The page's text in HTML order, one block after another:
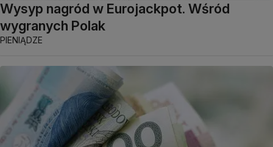
Wysyp nagród w Eurojackpot. Wśród
wygranych Polak
PIENIĄDZE